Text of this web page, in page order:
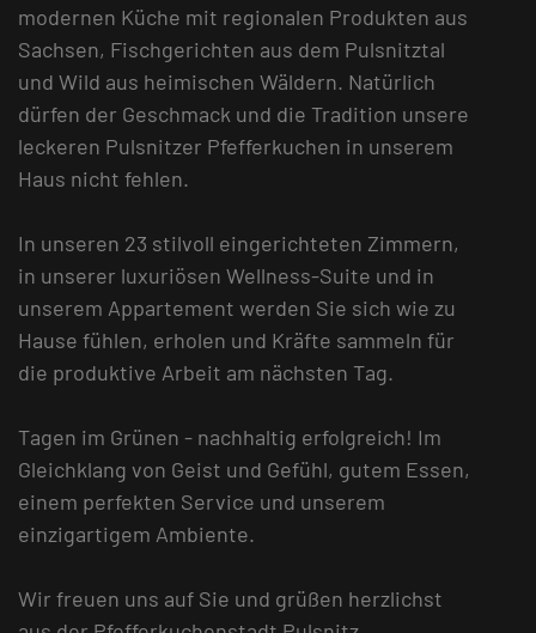
modernen Küche mit regionalen Produkten aus
Sachsen, Fischgerichten aus dem Pulsnitztal
und Wild aus heimischen Wäldern. Natürlich
dürfen der Geschmack und die Tradition unsere
leckeren Pulsnitzer Pfefferkuchen in unserem
Haus nicht fehlen.
In unseren 23 stilvoll eingerichteten Zimmern,
in unserer luxuriösen Wellness-Suite und in
unserem Appartement werden Sie sich wie zu
Hause fühlen, erholen und Kräfte sammeln für
die produktive Arbeit am nächsten Tag.
Tagen im Grünen - nachhaltig erfolgreich! Im
Gleichklang von Geist und Gefühl, gutem Essen,
einem perfekten Service und unserem
einzigartigem Ambiente.
Wir freuen uns auf Sie und grüßen herzlichst